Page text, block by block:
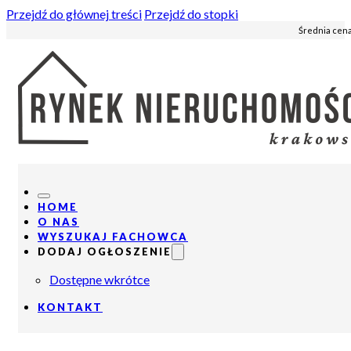
Przejdź do głównej treści Przejdź do stopki
Średnia
HOME
O NAS
WYSZUKAJ FACHOWCA
DODAJ OGŁOSZENIE
Dostępne wkrótce
KONTAKT